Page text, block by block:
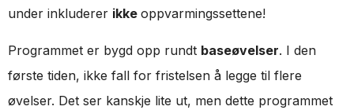
under inkluderer ikke oppvarmingssettene!
Programmet er bygd opp rundt baseøvelser. I den
første tiden, ikke fall for fristelsen å legge til flere
øvelser. Det ser kanskje lite ut, men dette programmet